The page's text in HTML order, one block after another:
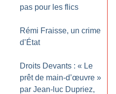
pas pour les flics
Rémi Fraisse, un crime
d’État
Droits Devants : « Le
prêt de main-d’œuvre »
par Jean-luc Dupriez,